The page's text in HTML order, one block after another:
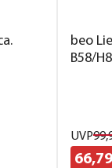
beo
B58/
UVP99,
66,79